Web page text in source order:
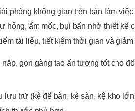
phóng không gian trên bàn làm việc
hỏng, ẩm mốc, bụi bẩn nhờ thiết kế
tài liệu, tiết kiệm thời gian và giảm
gọn gàng tạo ấn tượng tốt cho
trữ (kệ để bàn, kệ sàn, kệ kho